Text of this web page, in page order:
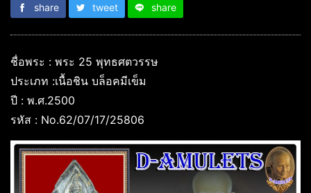
share tweet share
ชื่อพระ : พระ 25 พุทธศตวรรษ
ประเภท :เนื้อชิน บล็อคมีเข็ม
ปี : พ.ศ.2500
รหัส : No.62/07/17/25806